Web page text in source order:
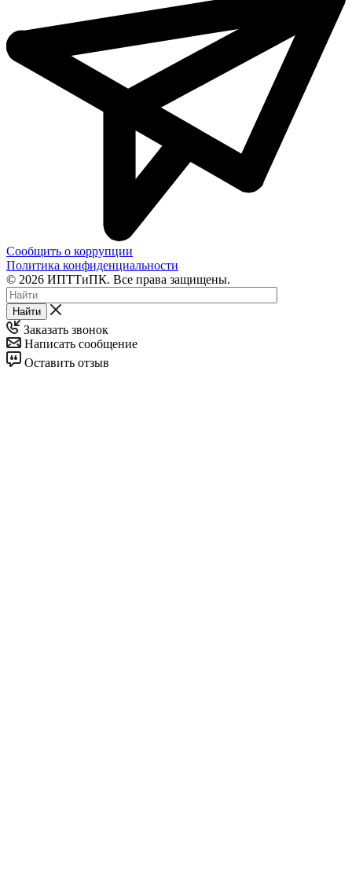
Сообщить о коррупции
Политика конфиденциальности
© 2026 ИПТТиПК. Все права защищены.
Найти
Заказать звонок
Написать сообщение
Оставить отзыв